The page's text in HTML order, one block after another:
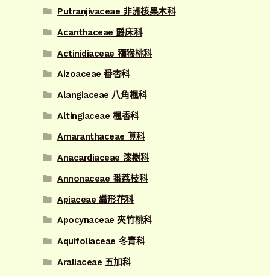
Putranjivaceae 非洲核果木科
Acanthaceae 爵床科
Actinidiaceae 獼猴桃科
Aizoaceae 番杏科
Alangiaceae 八角楓科
Altingiaceae 楓香科
Amaranthaceae 莧科
Anacardiaceae 漆樹科
Annonaceae 番荔枝科
Apiaceae 繖形花科
Apocynaceae 夾竹桃科
Aquifoliaceae 冬青科
Araliaceae 五加科